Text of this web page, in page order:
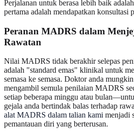
Perjalanan untuk berasa lebih baik
pertama adalah mendapatkan konsultasi
Peranan MADRS dalam
Rawatan
Nilai MADRS tidak berakhir selepas
adalah "standard emas" klinikal untuk
semasa ke semasa. Doktor anda
mengambil semula penilaian MADRS
setiap beberapa minggu atau
gejala anda bertindak balas terhadap
alat MADRS dalam talian kami menjadi
pemantauan diri yang berterusan.